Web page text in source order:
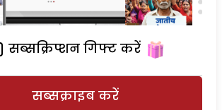
सब्सक्रिप्शन गिफ्ट करें
सब्सक्राइब करें